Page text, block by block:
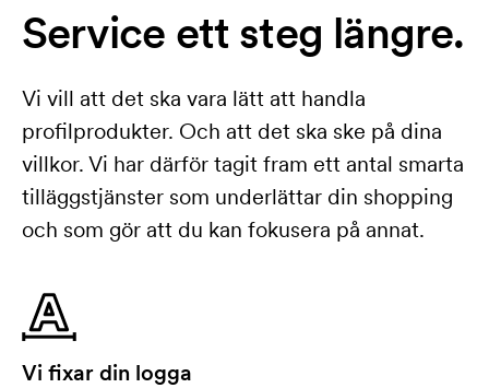
Service ett steg längre.
Vi vill att det ska vara lätt att handla
profilprodukter. Och att det ska ske på dina
villkor. Vi har därför tagit fram ett antal smarta
tilläggstjänster som underlättar din shopping
och som gör att du kan fokusera på annat.
Vi fixar din logga